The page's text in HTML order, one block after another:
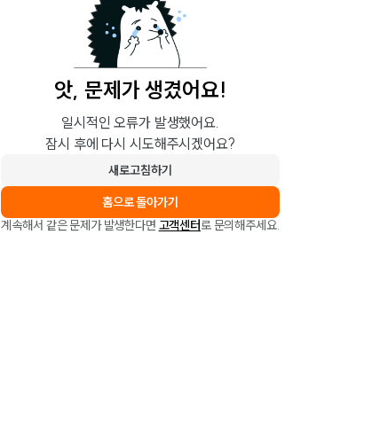
앗, 문제가 생겼어요!
일시적인 오류가 발생했어요.
잠시 후에 다시 시도해주시겠어요?
새로고침하기
홈으로 돌아가기
계속해서 같은 문제가 발생한다면 고객센터로 문의해주세요.